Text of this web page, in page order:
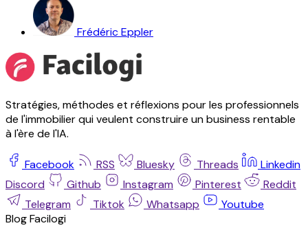
Frédéric Eppler
Stratégies, méthodes et réflexions pour les professionnels
de l'immobilier qui veulent construire un business rentable
à l'ère de l'IA.
Facebook RSS Bluesky Threads
Linkedin
Discord
Github Instagram Pinterest
Reddit
Telegram
Tiktok Whatsapp
Youtube
Blog Facilogi